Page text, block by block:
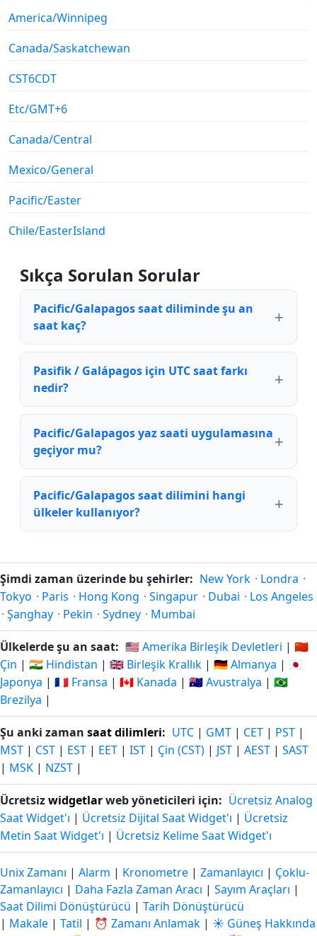
America/Winnipeg
Canada/Saskatchewan
CST6CDT
Etc/GMT+6
Canada/Central
Mexico/General
Pacific/Easter
Chile/EasterIsland
Sıkça Sorulan Sorular
Pacific/Galapagos saat diliminde şu an
saat kaç?
Pasifik / Galápagos için UTC saat farkı
nedir?
Pacific/Galapagos yaz saati uygulamasına
geçiyor mu?
Pacific/Galapagos saat dilimini hangi
ülkeler kullanıyor?
Şimdi zaman üzerinde bu şehirler: New York · Londra ·
Tokyo · Paris · Hong Kong · Singapur · Dubai · Los Angeles
· Şanghay · Pekin · Sydney · Mumbai
Ülkelerde şu an saat: 🇺🇸 Amerika Birleşik Devletleri | 🇨🇳
Çin | 🇮🇳 Hindistan | 🇬🇧 Birleşik Krallık | 🇩🇪 Almanya | 🇯🇵
Japonya | 🇫🇷 Fransa | 🇨🇦 Kanada | 🇦🇺 Avustralya | 🇧🇷
Brezilya |
Şu anki zaman saat dilimleri: UTC | GMT | CET | PST |
MST | CST | EST | EET | IST | Çin (CST) | JST | AEST | SAST
| MSK | NZST |
Ücretsizwidgetlarweb yöneticileri için: Ücretsiz Analog
Saat Widget'ı | Ücretsiz Dijital Saat Widget'ı | Ücretsiz
Metin Saat Widget'ı | Ücretsiz Kelime Saat Widget'ı
Unix Zamanı | Alarm | Kronometre | Zamanlayıcı | Çoklu-
Zamanlayıcı | Daha Fazla Zaman Aracı | Sayım Araçları |
Saat Dilimi Dönüştürücü | Tarih Dönüştürücü
| Makale | Tatil | ⏰ Zamanı Anlamak | ☀️ Güneş Hakkında